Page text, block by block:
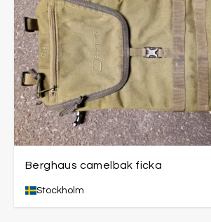
Berghaus camelbak ficka
Stockholm